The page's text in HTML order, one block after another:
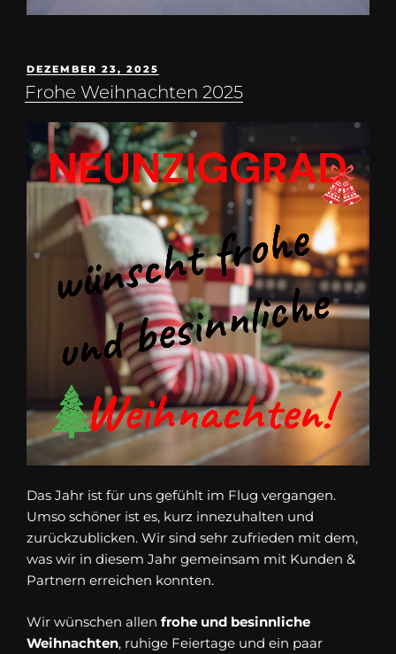
DEZEMBER 23, 2025
Frohe Weihnachten 2025
Das Jahr ist für uns gefühlt im Flug vergangen.
Umso schöner ist es, kurz innezuhalten und
zurückzublicken. Wir sind sehr zufrieden mit dem,
was wir in diesem Jahr gemeinsam mit Kunden &
Partnern erreichen konnten.
Wir wünschen allen frohe und besinnliche
Weihnachten, ruhige Feiertage und ein paar